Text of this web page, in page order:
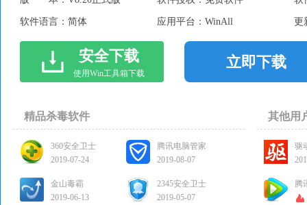
软件语言： 简体 应用平台： WinAll 更
安全下载
使用Win工具箱下载
立即下载
精品杀毒软件
360安全卫士
2019-07-24
腾讯电脑管家
2019-08-07
金山毒霸
2019-06-13
2345安全卫士
2019-05-07
其他用
驱
腾